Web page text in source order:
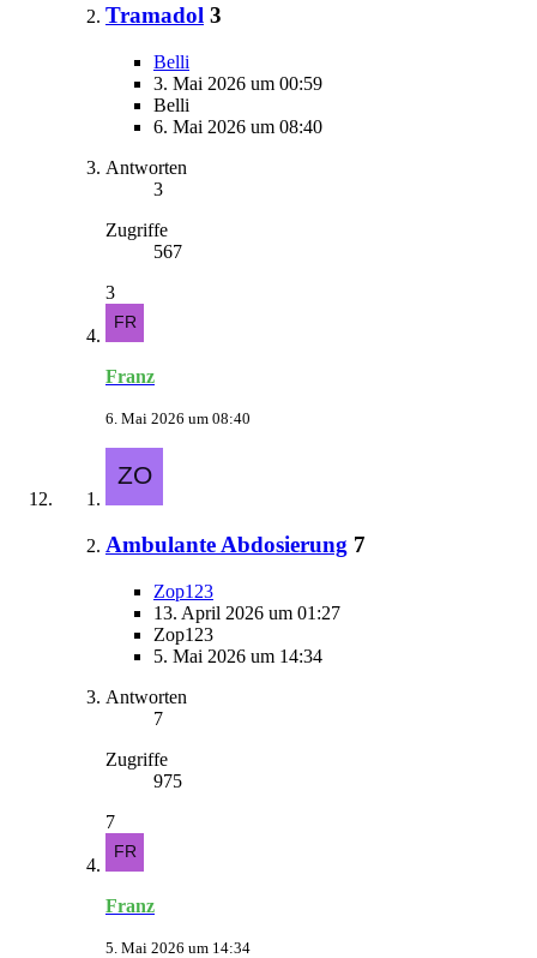
Tramadol 3
Belli
3. Mai 2026 um 00:59
Belli
6. Mai 2026 um 08:40
Antworten
3
Zugriffe
567
3
Franz
6. Mai 2026 um 08:40
Ambulante Abdosierung 7
Zop123
13. April 2026 um 01:27
Zop123
5. Mai 2026 um 14:34
Antworten
7
Zugriffe
975
7
Franz
5. Mai 2026 um 14:34